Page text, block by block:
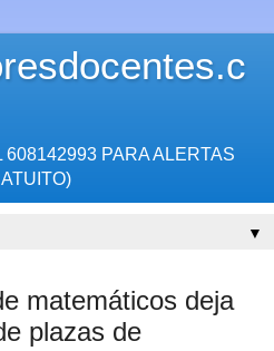
PARA ALERTAS
▼
matemáticos deja
plazas de